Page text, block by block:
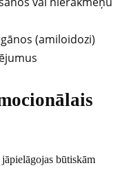
(amiloidozi)
būtiskām